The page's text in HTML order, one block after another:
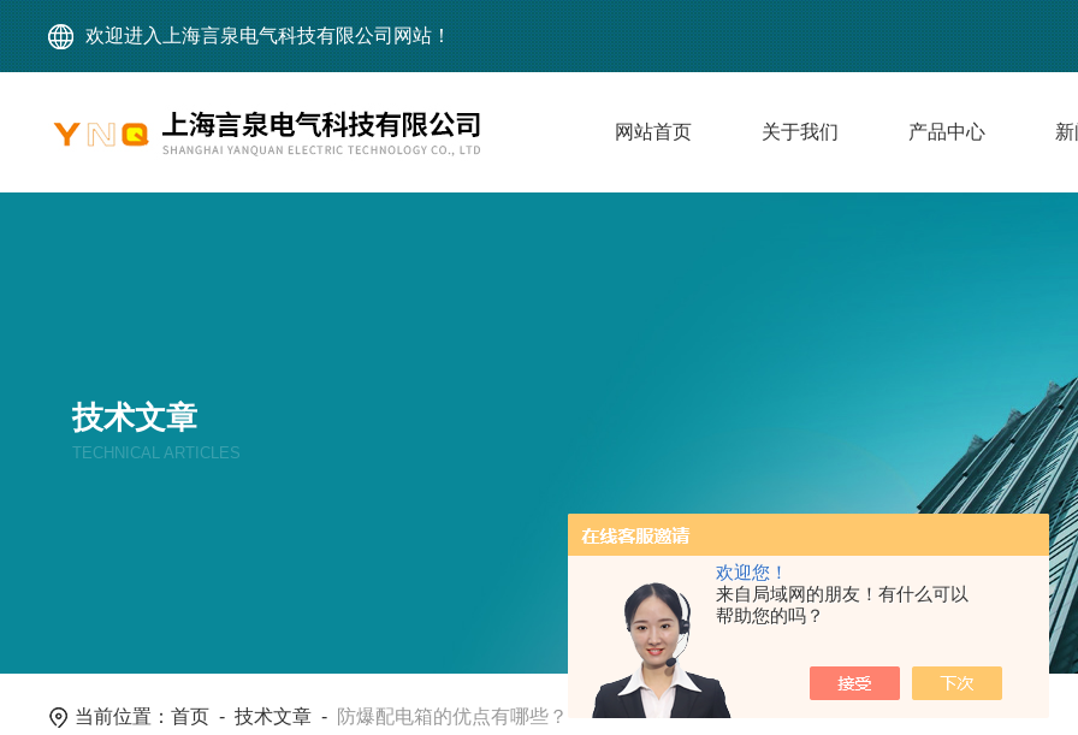
欢迎您！
来自局域网的朋友！有什么可以
帮助您的吗？
欢迎进入上海言泉电气科技有限公司网站！
网站首页 关于我们 产品中心
技术文章
TECHNICAL ARTICLES
当前位置：首页 -技术文章 - 防爆配电箱的优点有哪些？